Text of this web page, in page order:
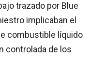
trazado por Blue
implicaban el
combustible líquido
controlada de los